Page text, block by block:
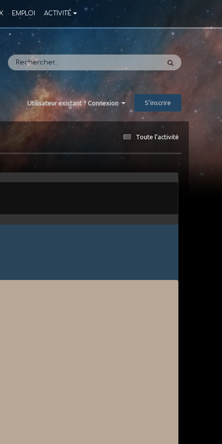
EMPLOI ACTIVITÉ
Utilisateur existant ? Connexion S’inscrire
Toute l’activité